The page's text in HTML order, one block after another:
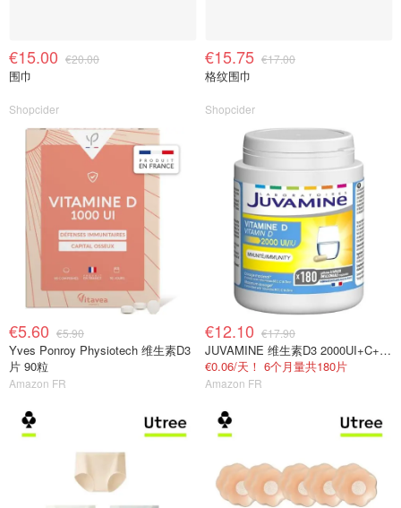
€15.00 €20.00
围巾
Shopcider
€15.75 €17.00
格纹围巾
Shopcider
€5.60 €5.90
Yves Ponroy Physiotech 维生素D3
片 90粒
Amazon FR
€12.10 €17.90
JUVAMINE 维生素D3 2000UI+C+B+锌 免疫抗疲劳
€0.06/天！ 6个月量共180片
Amazon FR